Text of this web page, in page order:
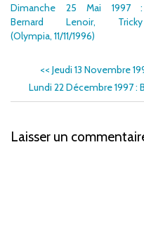
Dimanche 25 Mai 1997 :
Bernard Lenoir, Tricky
(Olympia, 11/11/1996)
<< Jeudi 13 Novembre
Lundi 22 Décembre 1997 :
Laisser un